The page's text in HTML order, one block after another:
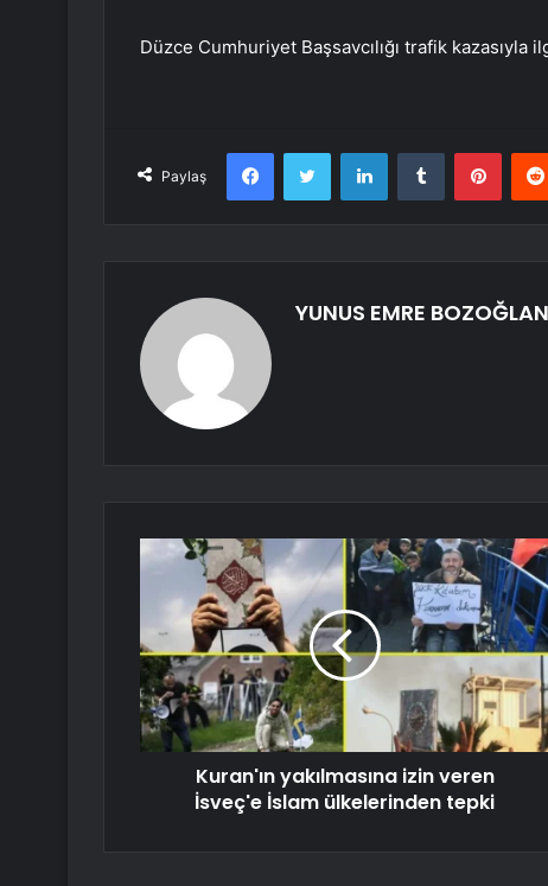
Düzce Cumhuriyet Başsavcılığı trafik kazasıyla
Paylaş
FacebookTwitter LinkedInTumblr
YUNUS EMRE BOZOĞLAN
Kuran'ın yakılmasına izin veren
İsveç'e İslam ülkelerinden tepki